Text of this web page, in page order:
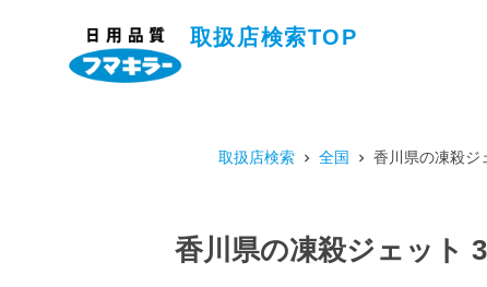
取扱店検索TOP
取扱店検索 全国 香川県の凍殺ジ
香川県の凍殺ジェット